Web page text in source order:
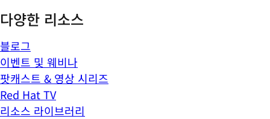
다양한 리소스
블로그
이벤트 및 웨비나
팟캐스트 & 영상 시리즈
Red Hat TV
리소스 라이브러리